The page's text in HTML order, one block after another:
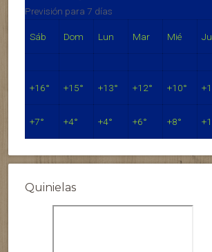
Previsión para 7 días
Sáb Dom Lun Mar Mié
+16° +15° +13° +12° +10° +
+7° +4° +4° +6° +8° +
Quinielas